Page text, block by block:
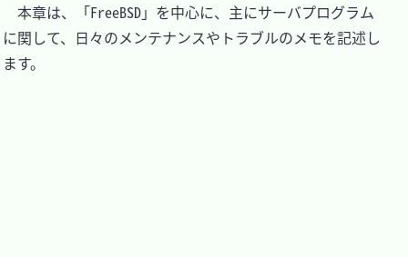
本章は、「FreeBSD」を中心に、主にサーバプログラム
に関して、日々のメンテナンスやトラブルのメモを記述し
ます。